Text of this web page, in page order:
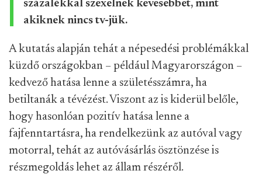
százalékkal szexelnek kevesebbet, mint
akiknek nincs tv-jük.
A kutatás alapján tehát a népesedési problémákkal
küzdő országokban – például Magyarországon –
kedvező hatása lenne a születésszámra, ha
betiltanák a tévézést. Viszont az is kiderül belőle,
hogy hasonlóan pozitív hatása lenne a
fajfenntartásra, ha rendelkezünk az autóval vagy
motorral, tehát az autóvásárlás ösztönzése is
részmegoldás lehet az állam részéről.